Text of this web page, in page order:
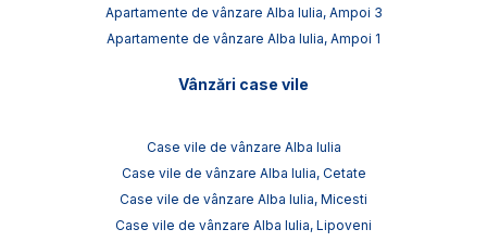
Apartamente de vânzare Alba Iulia, Ampoi 3
Apartamente de vânzare Alba Iulia, Ampoi 1
Vânzări case vile
Case vile de vânzare Alba Iulia
Case vile de vânzare Alba Iulia, Cetate
Case vile de vânzare Alba Iulia, Micesti
Case vile de vânzare Alba Iulia, Lipoveni